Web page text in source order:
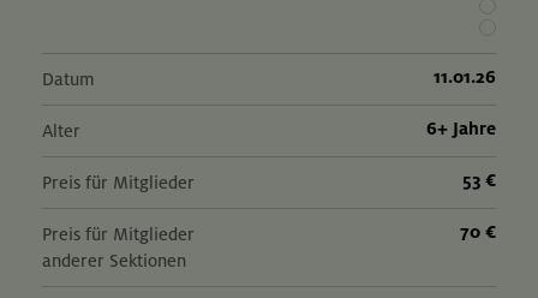
Datum 11.01.26
Alter 6+ Jahre
Preis für Mitglieder 53 €
Preis für Mitglieder
anderer Sektionen
70 €